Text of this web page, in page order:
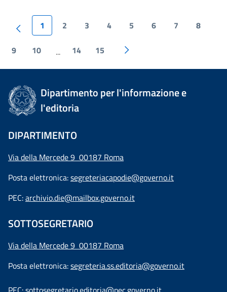
1 2 3 4 5 6 7 8
9 10 ... 14 15
Dipartimento per l'informazione e
l'editoria
DIPARTIMENTO
Via della Mercede 9 00187 Roma
Posta elettronica:segreteriacapodie@governo.it
PEC:archivio.die@mailbox.governo.it
SOTTOSEGRETARIO
Via della Mercede 9 00187 Roma
Posta elettronica:segreteria.ss.editoria@governo.it